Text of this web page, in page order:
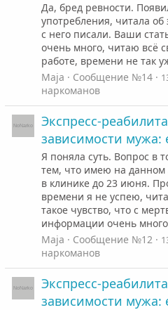
Да, бред ревности.
употребления, читала
с него писали. Ваши
очень много, читаю всё
работе, времени не так
Maja
Сообщение №14
наркоманов
Экспресс-
зависимости мужа:
Я поняла суть. Вопрос в
тем, что имею на данном
в клинике до 23 июня.
времени я не успею,
такое чувство, что с
информации очень
Maja
Сообщение №12
наркоманов
Экспресс-
зависимости мужа: